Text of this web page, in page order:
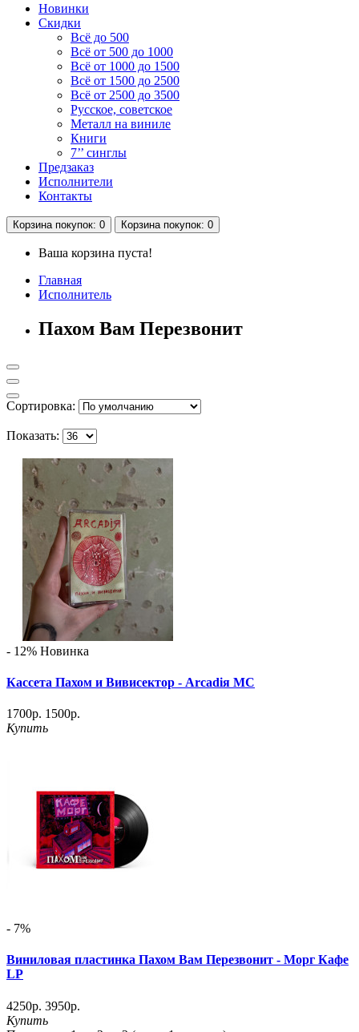
Новинки
Скидки
Всё до 500
Всё от 500 до 1000
Всё от 1000 до 1500
Всё от 1500 до 2500
Всё от 2500 до 3500
Русское, советское
Металл на виниле
Книги
7’’ синглы
Предзаказ
Исполнители
Контакты
Корзина покупок: 0 Корзина покупок: 0
Ваша корзина пуста!
Главная
Исполнитель
Пахом Вам Перезвонит
Сортировка:
Показать:
- 12% Новинка
Кассета Пахом и Вивисектор - Arcadiя MC
1700р. 1500р.
Купить
- 7%
Виниловая пластинка Пахом Вам Перезвонит - Морг Кафе
LP
4250р. 3950р.
Купить